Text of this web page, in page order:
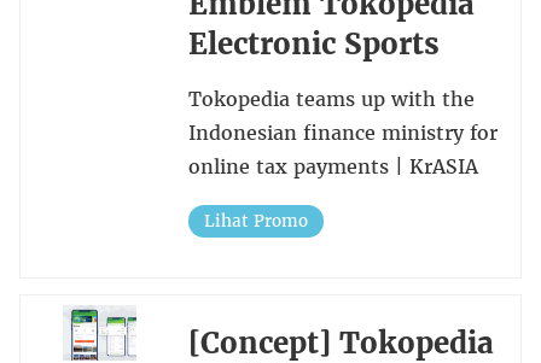
Electronic Sports
Tokopedia teams up with the
Indonesian finance ministry for
online tax payments | KrASIA
Lihat Promo
[Concept] Tokopedia